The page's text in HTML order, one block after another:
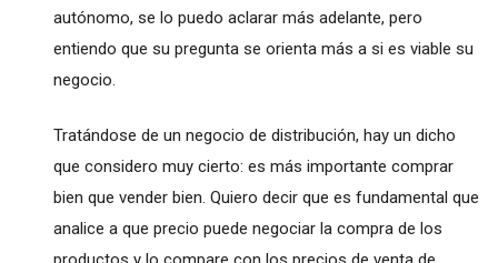
autónomo, se lo puedo aclarar más adelante, pero
entiendo que su pregunta se orienta más a si es viable su
negocio.
Tratándose de un negocio de distribución, hay un dicho
que considero muy cierto: es más importante comprar
bien que vender bien. Quiero decir que es fundamental que
analice a que precio puede negociar la compra de los